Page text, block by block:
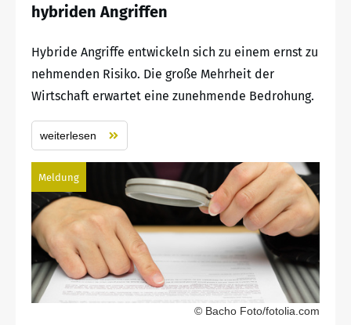
hybriden Angriffen
Hybride Angriffe entwickeln sich zu einem ernst zu
nehmenden Risiko. Die große Mehrheit der
Wirtschaft erwartet eine zunehmende Bedrohung.
weiterlesen
Meldung
© Bacho Foto/fotolia.com